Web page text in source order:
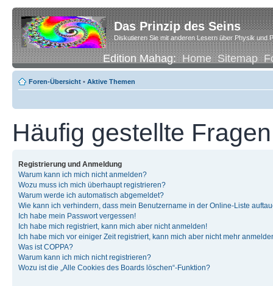
Das Prinzip des Seins
Diskutieren Sie mit anderen Lesern über Physik und
Edition Mahag:Home Sitemap
Foren-Übersicht • Aktive Themen
Häufig gestellte Fragen
Registrierung und Anmeldung
Warum kann ich mich nicht anmelden?
Wozu muss ich mich überhaupt registrieren?
Warum werde ich automatisch abgemeldet?
Wie kann ich verhindern, dass mein Benutzername in der Online-Liste
Ich habe mein Passwort vergessen!
Ich habe mich registriert, kann mich aber nicht anmelden!
Ich habe mich vor einiger Zeit registriert, kann mich aber nicht mehr
Was ist COPPA?
Warum kann ich mich nicht registrieren?
Wozu ist die „Alle Cookies des Boards löschen“-Funktion?